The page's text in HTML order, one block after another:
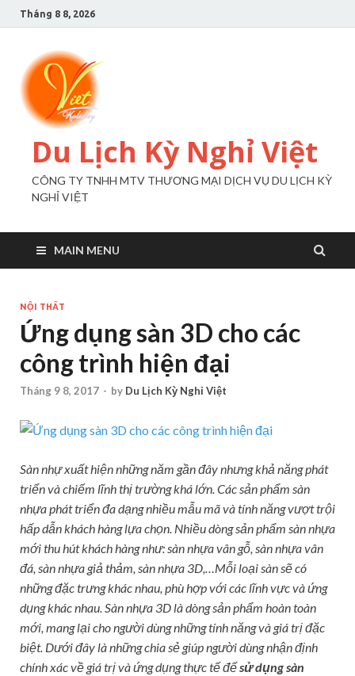
Tháng 8 8, 2026
Du Lịch Kỳ Nghỉ Việt
CÔNG TY TNHH MTV THƯƠNG MẠI DỊCH VỤ DU LỊCH KỲ
NGHỈ VIỆT
MAIN MENU
NỘI THẤT
Ứng dụng sàn 3D cho các
công trình hiện đại
Tháng 9 8, 2017 - by Du Lịch Kỳ Nghỉ Việt
Sàn nhự xuất hiện những năm gần đây nhưng khả năng phát
triển và chiếm lĩnh thị trường khá lớn. Các sản phẩm sàn
nhựa phát triển đa dạng nhiều mẫu mã và tính năng vượt trội
hấp dẫn khách hàng lựa chọn. Nhiều dòng sản phẩm sàn nhựa
mới thu hút khách hàng như: sàn nhựa vân gỗ, sàn nhựa vân
đá, sàn nhựa giả thảm, sàn nhựa 3D,…Mỗi loại sàn sẽ có
những đặc trưng khác nhau, phù hợp với các lĩnh vực và ứng
dụng khác nhau. Sàn nhựa 3D là dòng sản phẩm hoàn toàn
mới, mang lại cho người dùng những tính năng và giá trị đặc
biệt. Dưới đây là những chia sẻ giúp người dùng nhận định
chính xác về giá trị và ứng dụng thực tế đểsử dụng sàn